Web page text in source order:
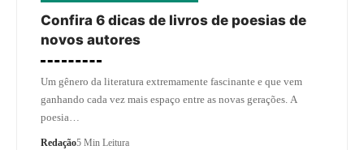
Confira 6 dicas de livros de poesias de
novos autores
Um gênero da literatura extremamente fascinante e que vem
ganhando cada vez mais espaço entre as novas gerações. A
poesia…
Redação5 Min Leitura